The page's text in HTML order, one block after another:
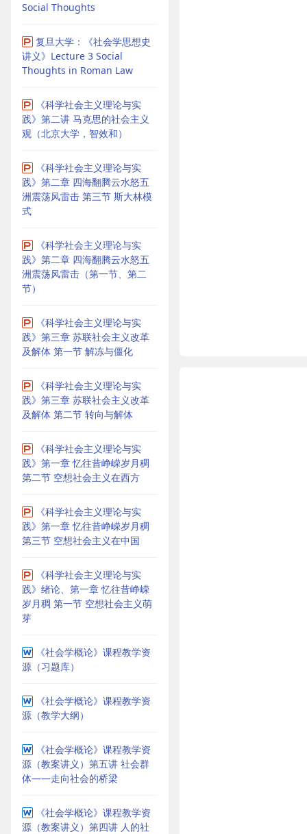
Social Thoughts
复旦大学：《社会学思想史
讲义》Lecture 3 Social
Thoughts in Roman Law
《科学社会主义理论与实
践》第二讲 马克思的社会主义
观（北京大学，智效和）
《科学社会主义理论与实
践》第二章 四海翻腾云水怒五
洲震荡风雷击 第三节 斯大林模
式
《科学社会主义理论与实
践》第二章 四海翻腾云水怒五
洲震荡风雷击（第一节、第二
节）
《科学社会主义理论与实
践》第三章 苏联社会主义改革
及解体 第一节 解冻与僵化
《科学社会主义理论与实
践》第三章 苏联社会主义改革
及解体 第二节 转向与解体
《科学社会主义理论与实
践》第一章 忆往昔峥嵘岁月稠
第二节 空想社会主义在西方
《科学社会主义理论与实
践》第一章 忆往昔峥嵘岁月稠
第三节 空想社会主义在中国
《科学社会主义理论与实
践》绪论、第一章 忆往昔峥嵘
岁月稠 第一节 空想社会主义萌
芽
《社会学概论》课程教学资
源（习题库）
《社会学概论》课程教学资
源（教学大纲）
《社会学概论》课程教学资
源（教案讲义）第五讲 社会群
体——走向社会的桥梁
《社会学概论》课程教学资
源（教案讲义）第四讲 人的社